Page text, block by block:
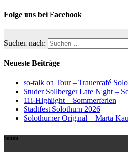
Folge uns bei Facebook
Suchen nach:
Neueste Beiträge
so-talk on Tour – Trauercafé
Studer Sollberger Late Night –
11i-Highlight – Sommerferien
Stadtfest Solothurn 2026
Solothurner Original – Marta
Seiten